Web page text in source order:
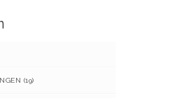
(19)